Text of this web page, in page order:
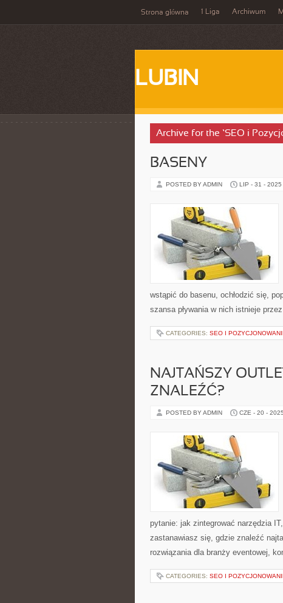
Strona główna 1 Liga Archiwum
LUBIN
Archive for the ‘SEO i
BASENY
POSTED BY ADMIN LIP - 31 - 2025
wstąpić do basenu, ochłodzić się,
szansa pływania w nich istnieje
CATEGORIES: SEO I
NAJTAŃSZY
ZNALEŹĆ?
POSTED BY ADMIN CZE - 20 - 2025
pytanie: jak zintegrować narzędzia
zastanawiasz się, gdzie znaleźć
rozwiązania dla branży eventowej,
CATEGORIES: SEO I